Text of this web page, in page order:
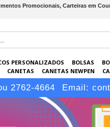
Promocionais, Carteiras em
PERSONALIZADOS BOLSAS
CANETAS CANETAS NEWPEN
ESCRITÓRIO EVENTOS
LÁPIS
2762-4664 Email: